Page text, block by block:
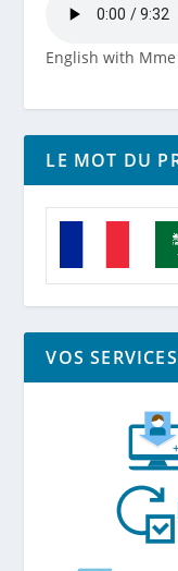
English with Mme
LE MOT DU
VOS SERVICES